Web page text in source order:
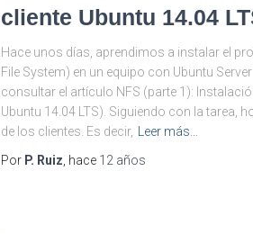
cliente Ubuntu 14.04
Hace unos días, aprendimos a instalar el
File System) en un equipo con Ubuntu
consultar el artículo NFS (parte 1):
Ubuntu 14.04 LTS). Siguiendo con la tarea,
de los clientes. Es decir, Leer más…
Por P. Ruiz, hace 12 años